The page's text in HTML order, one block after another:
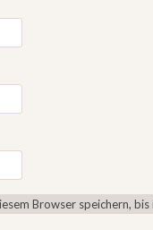
Browser speichern,